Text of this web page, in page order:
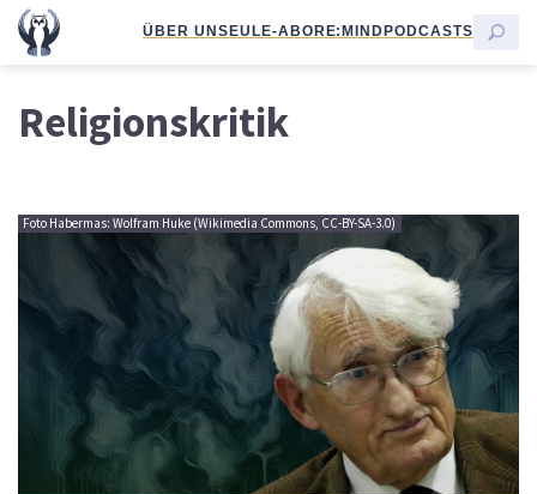
ÜBER UNSEULE-ABORE:MINDPODCASTS
Religionskritik
Foto Habermas: Wolfram Huke (Wikimedia Commons, CC-BY-SA-3.0)